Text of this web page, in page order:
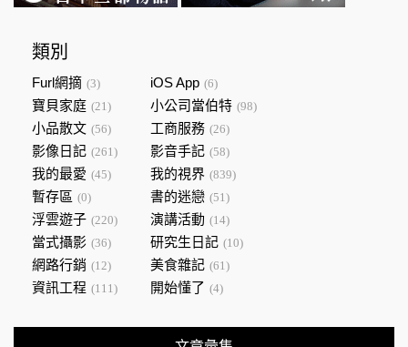
類別
Furl網摘 (3) iOS App (6)
寶貝家庭 (21) 小公司當伯特 (98)
小品散文 (56) 工商服務 (26)
影像日記 (261) 影音手記 (58)
我的最愛 (45) 我的視界 (839)
暫存區 (0) 書的迷戀 (51)
浮雲遊子 (220) 演講活動 (14)
當式攝影 (36) 研究生日記 (10)
網路行銷 (12) 美食雜記 (61)
資訊工程 (111) 開始懂了 (4)